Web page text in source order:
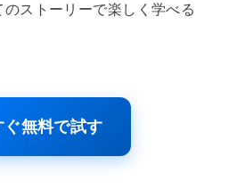
ストーリーで楽しく学べる
ぐ無料で試す